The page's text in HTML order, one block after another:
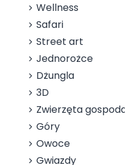
Wellness
Safari
Street art
Jednorożce
Dżungla
3D
Zwierzęta
Góry
Owoce
Gwiazdy